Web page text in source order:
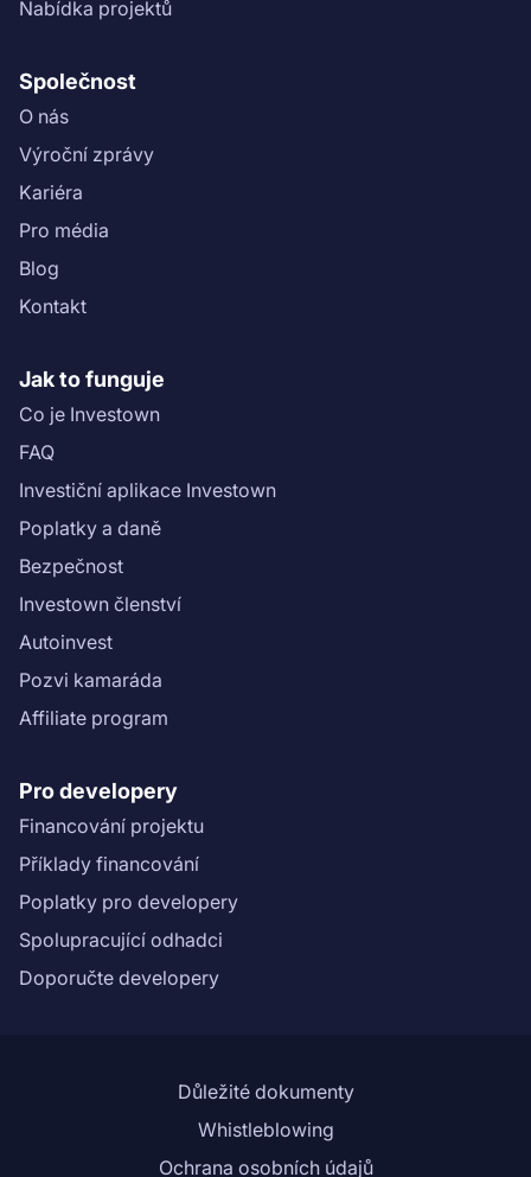
Nabídka projektů
Společnost
O nás
Výroční zprávy
Kariéra
Pro média
Blog
Kontakt
Jak to funguje
Co je Investown
FAQ
Investiční aplikace Investown
Poplatky a daně
Bezpečnost
Investown členství
Autoinvest
Pozvi kamaráda
Affiliate program
Pro developery
Financování projektu
Příklady financování
Poplatky pro developery
Spolupracující odhadci
Doporučte developery
Důležité dokumenty
Whistleblowing
Ochrana osobních údajů